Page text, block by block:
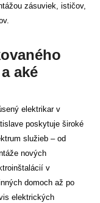
zásuviek, ističov,
aké
elektrikar v
poskytuje široké
služieb – od
nových
v
domoch až po
elektrických